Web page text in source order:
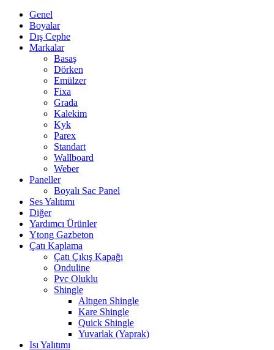
Genel
Boyalar
Dış Cephe
Markalar
Basaş
Dörken
Emülzer
Fixa
Grada
Kalekim
Kyk
Parex
Standart
Wallboard
Weber
Paneller
Boyalı Sac Panel
Ses Yalıtımı
Diğer
Yardımcı Ürünler
Ytong Gazbeton
Çatı Kaplama
Çatı Çıkış Kapağı
Onduline
Pvc Oluklu
Shingle
Altıgen Shingle
Kare Shingle
Quick Shingle
Yuvarlak (Yaprak)
Isı Yalıtımı